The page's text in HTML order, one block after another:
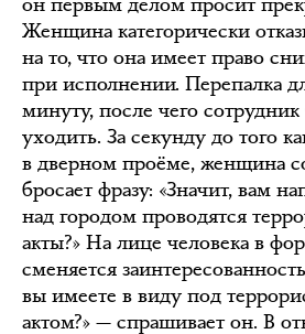
Женщина категорически
на то, что она имеет право
при исполнении. Перепалка
минуту, после чего
уходить. За секунду до того
в дверном проёме, женщина
бросает фразу: «Значит, вам
над городом проводятся
акты?» На лице человека в
сменяется
вы имеете в виду под
актом?» — спрашивает он. В